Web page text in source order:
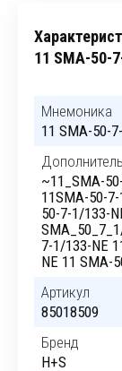
11 SMA-50-
Мнемоника
11 SMA-50-
~11_SMA-
11SMA-50-
50-7-1/133-
7-1/133-NE
NE 11 SMA-
Артикул
85018509
Бренд
H+S